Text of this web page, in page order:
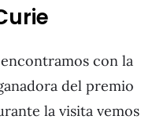
con la
del premio
la visita vemos